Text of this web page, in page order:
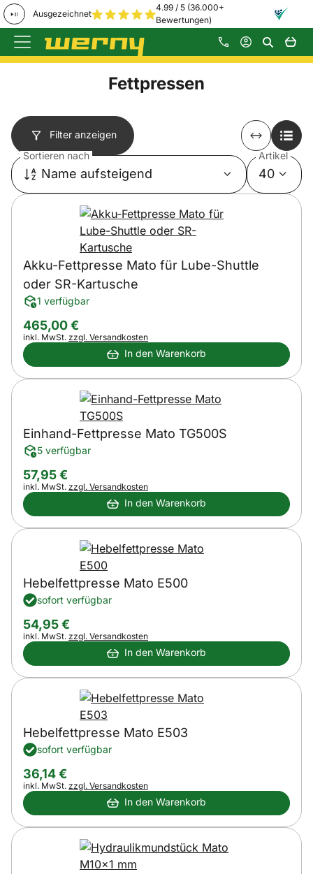
Ausgezeichnet
4.99 / 5 (36.000+
Bewertungen)
Zum Hauptinhalt springen
Fettpressen
Filter anzeigen
Sortieren nach
Name aufsteigend
Artikel
40
Akku-Fettpresse Mato für Lube-Shuttle
oder SR-Kartusche
1 verfügbar
465,00€
Steuerhinweis:
inkl. MwSt. zzgl. Versandkosten
In den Warenkorb
Einhand-Fettpresse Mato TG500S
5 verfügbar
57,95€
Steuerhinweis:
inkl. MwSt. zzgl. Versandkosten
In den Warenkorb
Hebelfettpresse Mato E500
sofort verfügbar
54,95€
Steuerhinweis:
inkl. MwSt. zzgl. Versandkosten
In den Warenkorb
Hebelfettpresse Mato E503
sofort verfügbar
36,14€
Steuerhinweis:
inkl. MwSt. zzgl. Versandkosten
In den Warenkorb